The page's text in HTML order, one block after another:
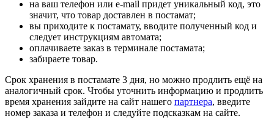
на ваш телефон или e-mail придет уникальный код, это
значит, что товар доставлен в постамат;
вы приходите к постамату, вводите полученный код и
следует инструкциям автомата;
оплачиваете заказ в терминале постамата;
забираете товар.
Срок хранения в постамате 3 дня, но можно продлить ещё на
аналогичный срок. Чтобы уточнить информацию и продлить
время хранения зайдите на сайт нашего партнера, введите
номер заказа и телефон и следуйте подсказкам на сайте.